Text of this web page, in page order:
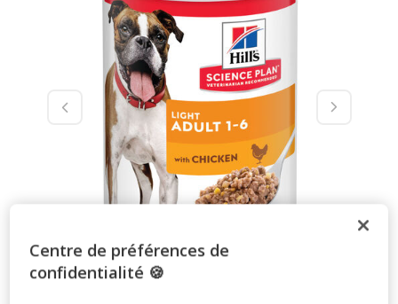
Centre de préférences de
confidentialité 🍪